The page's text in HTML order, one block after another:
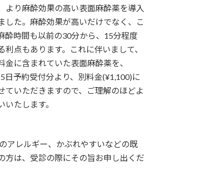
より麻酔効果の高い表面麻酔薬を導入
した。麻酔効果が高いだけでなく、こ
酔時間も以前の30分から、15分程度
利点もあります。これに伴いまして、
金に含まれていた表面麻酔薬を、
日予約受付分より、別料金(¥1,100)に
ていただきますので、ご理解のほどよ
いたします。
アレルギー、かぶれやすいなどの既
方は、受診の際にその旨お申し出くだ